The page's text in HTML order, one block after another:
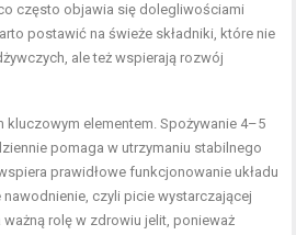
często objawia się dolegliwościami
postawić na świeże składniki, które nie
ale też wspierają rozwój
kluczowym elementem. Spożywanie 4–5
pomaga w utrzymaniu stabilnego
prawidłowe funkcjonowanie układu
czyli picie wystarczającej
rolę w zdrowiu jelit, ponieważ